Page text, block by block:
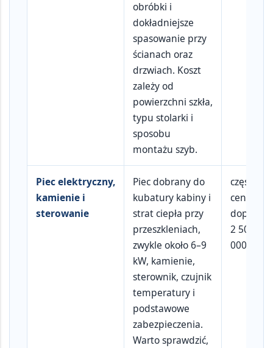
obróbki i
dokładniejsze
spasowanie przy
ścianach oraz
drzwiach. Koszt
zależy od
powierzchni szkła,
typu stolarki i
sposobu
montażu szyb.
Piec elektryczny,
kamienie i
sterowanie
Piec dobrany do
kubatury kabiny i
strat ciepła przy
przeszkleniach,
zwykle około6–9
kW, kamienie,
sterownik, czujnik
temperatury i
podstawowe
zabezpieczenia.
Warto sprawdzić,
często w
cenie
dopłata
2 500–8
000 zł